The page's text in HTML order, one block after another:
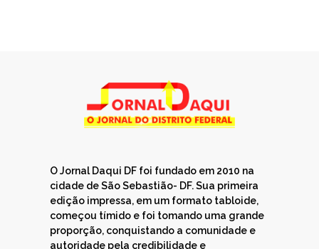
O Jornal Daqui DF foi fundado em 2010 na
cidade de São Sebastião- DF. Sua primeira
edição impressa, em um formato tabloide,
começou tímido e foi tomando uma grande
proporção, conquistando a comunidade e
autoridade pela credibilidade e